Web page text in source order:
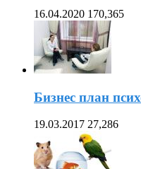
16.04.2020 170,365
Бизнес план
19.03.2017 27,286